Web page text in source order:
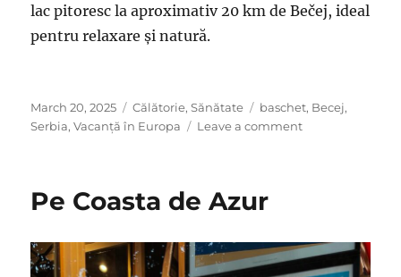
lac pitoresc la aproximativ 20 km de Bečej, ideal
pentru relaxare și natură.
Posted
on
March 20, 2025 Categories
Călătorie,Sănătate Tags
baschet, Becej,
Serbia,Vacanță în Europa Leave a commenton
Pe Coasta de Azur